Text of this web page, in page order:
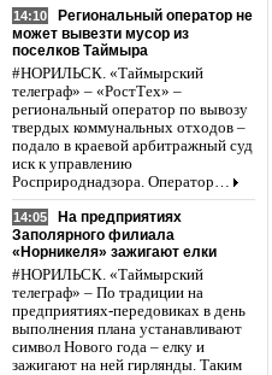
14:10
Региональный оператор не
может вывезти мусор из
поселков Таймыра
#НОРИЛЬСК. «Таймырский
телеграф» – «РостТех» –
региональный оператор по вывозу
твердых коммунальных отходов –
подало в краевой арбитражный суд
иск к управлению
Росприроднадзора. Оператор…
14:05
На предприятиях
Заполярного филиала
«Норникеля» зажигают елки
#НОРИЛЬСК. «Таймырский
телеграф» – По традиции на
предприятиях-передовиках в день
выполнения плана устанавливают
символ Нового года – елку и
зажигают на ней гирлянды. Таким